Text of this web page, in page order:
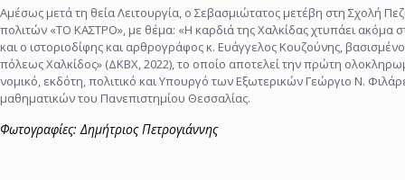
Αμέσως μετά τη θεία Λειτουργία, ο Σεβασμιώτατος μετέβη στη Σχολή
πολιτών «ΤΟ ΚΑΣΤΡΟ», με θέμα: «Η καρδιά της Χαλκίδας χτυπάει
και ο ιστοριοδίφης και αρθρογράφος κ. Ευάγγελος Κουζούνης,
πόλεως Χαλκίδος» (ΔΚΒΧ, 2022), το οποίο αποτελεί την πρώτη
νομικό, εκδότη, πολιτικό και Υπουργό των Εξωτερικών Γεώργιο Ν.
μαθηματικών του Πανεπιστημίου Θεσσαλίας.
Φωτογραφίες: Δημήτριος Πετρογιάννης